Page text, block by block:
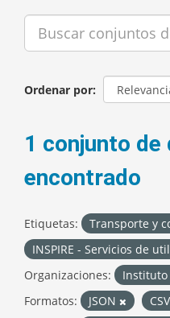
Ordenar por
1 conjunto de
encontrado
Etiquetas:
Transporte y
INSPIRE - Servicios de
Organizaciones:
Instituto
Formatos:
JSON CSV